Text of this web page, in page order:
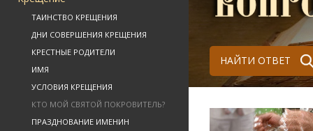
ТАИНСТВО КРЕЩЕНИЯ
ДНИ СОВЕРШЕНИЯ КРЕЩЕНИЯ
КРЕСТНЫЕ РОДИТЕЛИ
ИМЯ
УСЛОВИЯ КРЕЩЕНИЯ
КТО МОЙ СВЯТОЙ ПОКРОВИТЕЛЬ?
ПРАЗДНОВАНИЕ ИМЕНИН
НАЙТИ ОТВЕТ